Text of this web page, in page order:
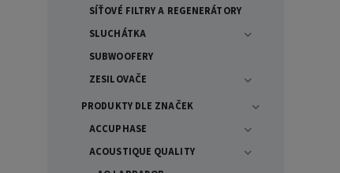
SÍŤOVÉ FILTRY A REGENERÁTORY
SLUCHÁTKA
SUBWOOFERY
ZESILOVAČE
PRODUKTY DLE ZNAČEK
ACCUPHASE
ACOUSTIQUE QUALITY